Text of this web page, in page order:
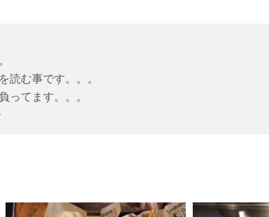
読む事です。。。
ってます。。。